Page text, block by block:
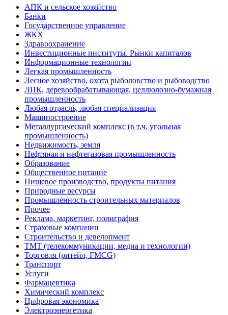
АПК и сельское хозяйство
Банки
Государственное управление
ЖКХ
Здравоохранение
Инвестиционные институты. Рынки капиталов
Информационные технологии
Легкая промышленность
Лесное хозяйство, охота рыболовство и рыбоводство
ЛПК, деревообрабатывающая, целлюлозно-бумажная
промышленность
Любая отрасль, любая специализация
Машиностроение
Металлургический комплекс (в т.ч. угольная
промышленность)
Недвижимость, земля
Нефтяная и нефтегазовая промышленность
Образование
Общественное питание
Пищевое производство, продукты питания
Природные ресурсы
Промышленность строительных материалов
Прочее
Реклама, маркетинг, полиграфия
Страховые компании
Строительство и девелопмент
ТМТ (телекоммуникации, медиа и технологии)
Торговля (ритейл, FMCG)
Транспорт
Услуги
Фармацевтика
Химический комплекс
Цифровая экономика
Электроэнергетика